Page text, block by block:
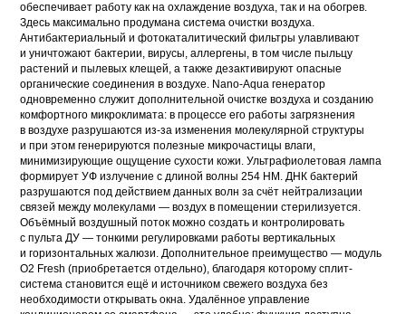
обеспечивает работу как на охлаждение воздуха, так и на обогрев.
Здесь максимально продумана система очистки воздуха.
Антибактериальный и фотокаталитический фильтры улавливают
и уничтожают бактерии, вирусы, аллергены, в том числе пыльцу
растений и пылевых клещей, а также дезактивируют опасные
органические соединения в воздухе. Nano-Aqua генератор
одновременно служит дополнительной очистке воздуха и созданию
комфортного микроклимата: в процессе его работы загрязнения
в воздухе разрушаются из-за изменения молекулярной структуры
и при этом генерируются полезные микрочастицы влаги,
минимизирующие ощущение сухости кожи. Ультрафиолетовая лампа
формирует УФ излучение с длиной волны 254 НМ. ДНК бактерий
разрушаются под действием данных волн за счёт нейтрализации
связей между молекулами — воздух в помещении стерилизуется.
Объёмный воздушный поток можно создать и контролировать
с пульта ДУ — тонкими регулировками работы вертикальных
и горизонтальных жалюзи. Дополнительное преимущество — модуль
O2 Fresh (приобретается отдельно), благодаря которому сплит-
система становится ещё и источником свежего воздуха без
необходимости открывать окна. Удалённое управление